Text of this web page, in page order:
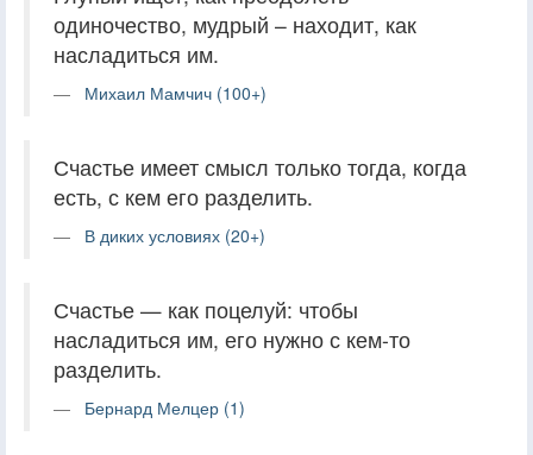
одиночество, мудрый – находит, как
насладиться им.
Михаил Мамчич (100+)
Счастье имеет смысл только тогда, когда
есть, с кем его разделить.
В диких условиях (20+)
Счастье — как поцелуй: чтобы
насладиться им, его нужно с кем-то
разделить.
Бернард Мелцер (1)